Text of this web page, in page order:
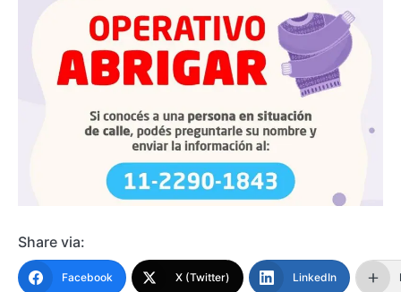
Share via:
Facebook X (Twitter) LinkedIn